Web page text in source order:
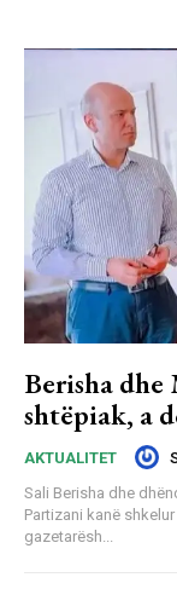
Berisha
shtëpiak, a
AKTUALITET
Sali Berisha dhe
Partizani kanë
gazetarësh...